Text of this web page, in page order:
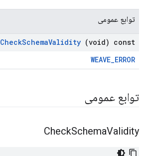
توابع عمومی
CheckSchemaValidity (void) const
WEAVE_ERROR
توابع عمومی
CheckSchemaValidity